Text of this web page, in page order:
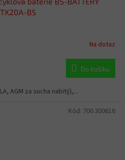
BS
Na dotaz
Do košíku
AGM za sucha nabitý),...
Kód: 700.300616